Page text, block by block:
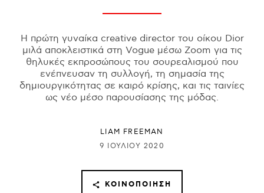
Η πρώτη γυναίκα creative director του οίκου Dior
μιλά αποκλειστικά στη Vogue μέσω Zoom για τις
θηλυκές εκπροσώπους του σουρεαλισμού που
ενέπνευσαν τη συλλογή, τη σημασία της
δημιουργικότητας σε καιρό κρίσης, και τις ταινίες
ως νέο μέσο παρουσίασης της μόδας.
LIAM FREEMAN
9 ΙΟΥΛΊΟΥ 2020
ΚΟΙΝΟΠΟΊΗΣΗ